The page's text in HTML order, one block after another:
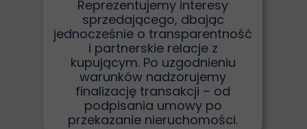
Reprezentujemy interesy
sprzedającego, dbając
jednocześnie o transparentność
i partnerskie relacje z
kupującym. Po uzgodnieniu
warunków nadzorujemy
finalizację transakcji – od
podpisania umowy po
przekazanie nieruchomości.